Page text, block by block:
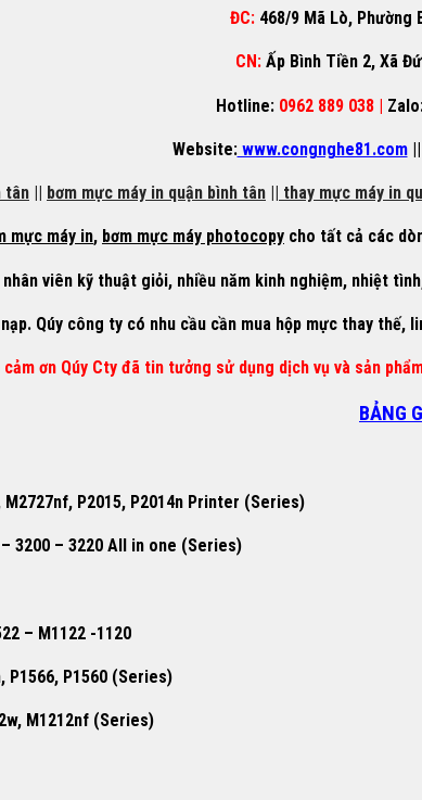
ĐC: 468/9 Mã Lò, Phường
CN: Ấp Bình Tiền 2, Xã
Hotline: 0962 889 038 |
Website:www.congnghe81.com ||
tân bơm mực máy in quận bình tân thay mực máy in
mực máy in, bơm mực máy photocopy cho tất cả các
viên kỹ thuật giỏi, nhiều năm kinh nghiệm, nhiệt
Qúy công ty có nhu cầu cần mua hộp mực thay
cảm ơn Qúy Cty đã tin tưởng sử dụng dịch vụ và sản
BẢNG
P2015, P2014n Printer (Series)
3200 – 3220 All in one (Series)
– M1122 -1120
P1566, P1560 (Series)
M1212nf (Series)